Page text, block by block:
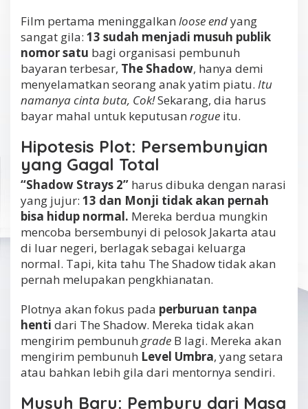
Film pertama meninggalkan loose endyang
sangat gila: 13 sudah menjadi musuh publik
nomor satu bagi organisasi pembunuh
bayaran terbesar, The Shadow, hanya demi
menyelamatkan seorang anak yatim piatu. Itu
namanya cinta buta, Cok!Sekarang, dia harus
bayar mahal untuk keputusan rogue itu.
Hipotesis Plot: Persembunyian
yang Gagal Total
“Shadow Strays 2” harus dibuka dengan narasi
yang jujur: 13 dan Monji tidak akan pernah
bisa hidup normal. Mereka berdua mungkin
mencoba bersembunyi di pelosok Jakarta atau
di luar negeri, berlagak sebagai keluarga
normal. Tapi, kita tahu The Shadow tidak akan
pernah melupakan pengkhianatan.
Plotnya akan fokus pada perburuan tanpa
henti dari The Shadow. Mereka tidak akan
mengirim pembunuh grade B lagi. Mereka akan
mengirim pembunuh Level Umbra, yang setara
atau bahkan lebih gila dari mentornya sendiri.
Musuh Baru: Pemburu dari Masa